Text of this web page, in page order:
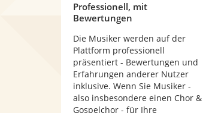
Professionell, mit
Bewertungen
Die Musiker werden auf der
Plattform professionell
präsentiert - Bewertungen und
Erfahrungen anderer Nutzer
inklusive. Wenn Sie Musiker -
also insbesondere einen Chor &
Gospelchor - für Ihre